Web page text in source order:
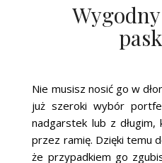
Nie musisz nosić go w
już szeroki wybór
nadgarstek lub z
przez ramię. Dzięki temu
że przypadkiem go